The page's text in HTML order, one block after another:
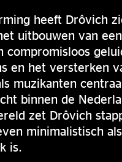
heeft Drôvich
uitbouwen van een
compromisloos
en het versterken
muzikanten
binnen de
zet Drôvich
minimalistisch als
is.